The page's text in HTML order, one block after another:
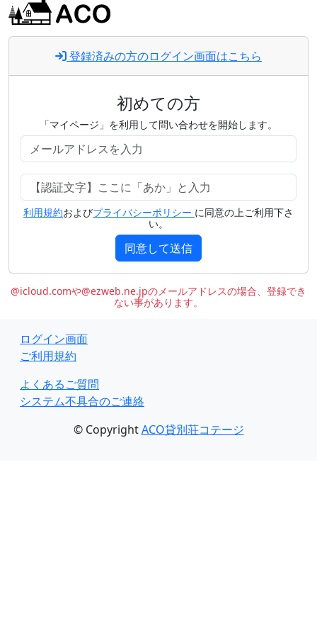
登録済みの方のログイン画面はこちら
初めての方
「マイページ」を利用して問い合わせを開始します。
利用規約およびプライバシーポリシー に同意の上ご利用下さ
い。
同意して送信
@icloud.comや@ezweb.ne.jpのメールアドレスの場合、登録でき
ない事があります。
ログイン画面
ご利用規約
よくあるご質問
システム不具合のご連絡
© CopyrightACO貸別荘コテージ